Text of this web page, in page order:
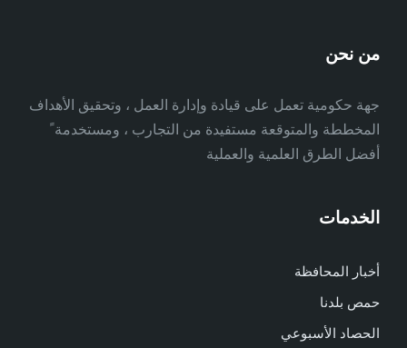
من نحن
جهة حكومية تعمل على قيادة وإدارة العمل ، وتحقيق الأهداف
المخططة والمتوقعة مستفيدة من التجارب ، ومستخدمة ً
أفضل الطرق العلمية والعملية
الخدمات
أخبار المحافظة
حمص بلدنا
الحصاد الأسبوعي